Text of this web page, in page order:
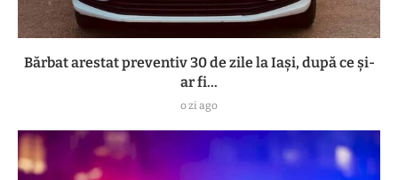
Bărbat arestat preventiv 30 de zile la Iași, după ce și-
ar fi...
o zi ago